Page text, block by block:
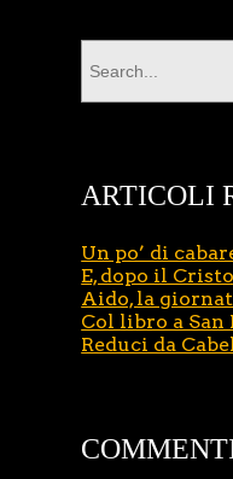
ARTICOLI
Un po’ di
E, dopo il
Aido, la
Col libro a San
Reduci da